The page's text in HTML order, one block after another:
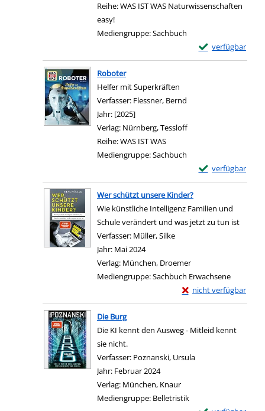
Reihe:WAS IST WAS Naturwissenschaften
easy!
Mediengruppe:Sachbuch
verfügbar
Exemplar-Details
Roboter
Helfer mit Superkräften
Verfasser: Flessner, Bernd
Jahr: [2025]
Verlag: Nürnberg, Tessloff
Reihe:WAS IST WAS
Mediengruppe:Sachbuch
verfügbar
Exemplar-Details
Wer schützt unsere Kinder?
Wie künstliche Intelligenz Familien und
Schule verändert und was jetzt zu tun ist
Verfasser: Müller, Silke
Jahr: Mai 2024
Verlag: München, Droemer
Mediengruppe:Sachbuch Erwachsene
nicht verfügbar
Exemplar-Details von
Die Burg
Die KI kennt den Ausweg - Mitleid kennt
sie nicht.
Verfasser: Poznanski, Ursula
Jahr: Februar 2024
Verlag: München, Knaur
Mediengruppe: Belletristik